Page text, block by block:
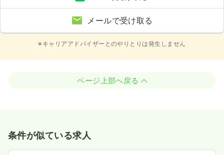
メールで受け取る
※キャリアアドバイザーとのやりとりは発生しません
ページ上部へ戻る
条件が似ている求人